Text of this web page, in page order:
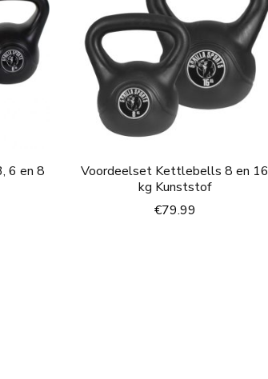
6 en 8
Voordeelset Kettlebells 8 en 16
kg Kunststof
€79.99